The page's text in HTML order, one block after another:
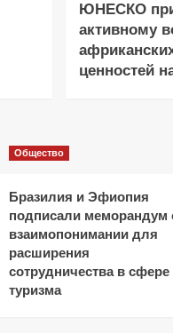
ЮНЕСКО
активному
ценностей
Общество
Бразилия и Эфиопия
подписали меморандум
взаимопонимании для
расширения
сотрудничества в сфере
туризма